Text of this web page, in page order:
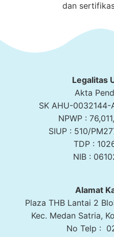
dan
Legalitas
Akta
SK AHU-0032144-
NPWP :
SIUP : 510/
TDP :
NIB :
Alamat
Plaza THB Lantai 2
Kec. Medan Satria,
No Telp :